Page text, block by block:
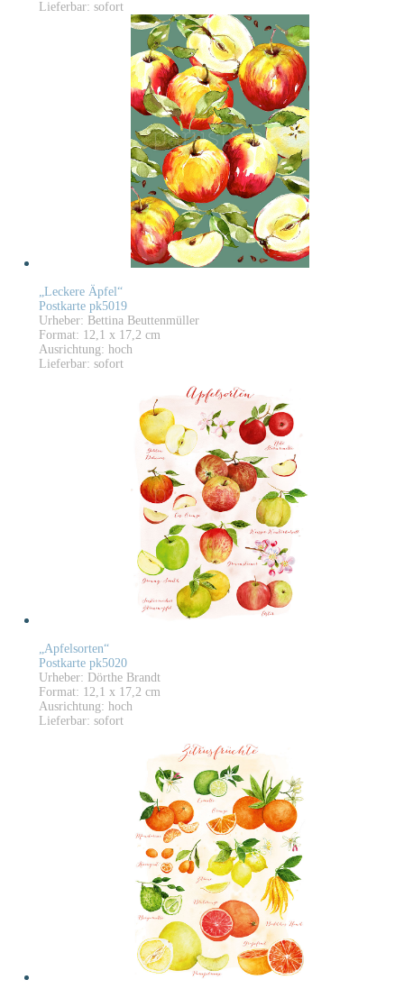
Lieferbar: sofort
„Leckere Äpfel“
Postkarte pk5019
Urheber: Bettina Beuttenmüller
Format: 12,1 x 17,2 cm
Ausrichtung: hoch
Lieferbar: sofort
„Apfelsorten“
Postkarte pk5020
Urheber: Dörthe Brandt
Format: 12,1 x 17,2 cm
Ausrichtung: hoch
Lieferbar: sofort